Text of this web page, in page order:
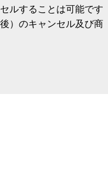
ルすることは可能です
）のキャンセル及び商